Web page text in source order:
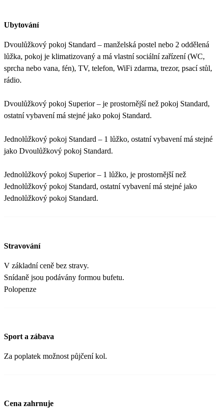
Ubytování
Dvoulůžkový pokoj Standard – manželská postel nebo 2 oddělená
lůžka, pokoj je klimatizovaný a má vlastní sociální zařízení (WC,
sprcha nebo vana, fén), TV, telefon, WiFi zdarma, trezor, psací stůl,
rádio.
Dvoulůžkový pokoj Superior – je prostornější než pokoj Standard,
ostatní vybavení má stejné jako pokoj Standard.
Jednolůžkový pokoj Standard – 1 lůžko, ostatní vybavení má stejné
jako Dvoulůžkový pokoj Standard.
Jednolůžkový pokoj Superior – 1 lůžko, je prostornější než
Jednolůžkový pokoj Standard, ostatní vybavení má stejné jako
Jednolůžkový pokoj Standard.
Stravování
V základní ceně bez stravy.
Snídaně jsou podávány formou bufetu.
Polopenze
Sport a zábava
Za poplatek možnost půjčení kol.
Cena zahrnuje